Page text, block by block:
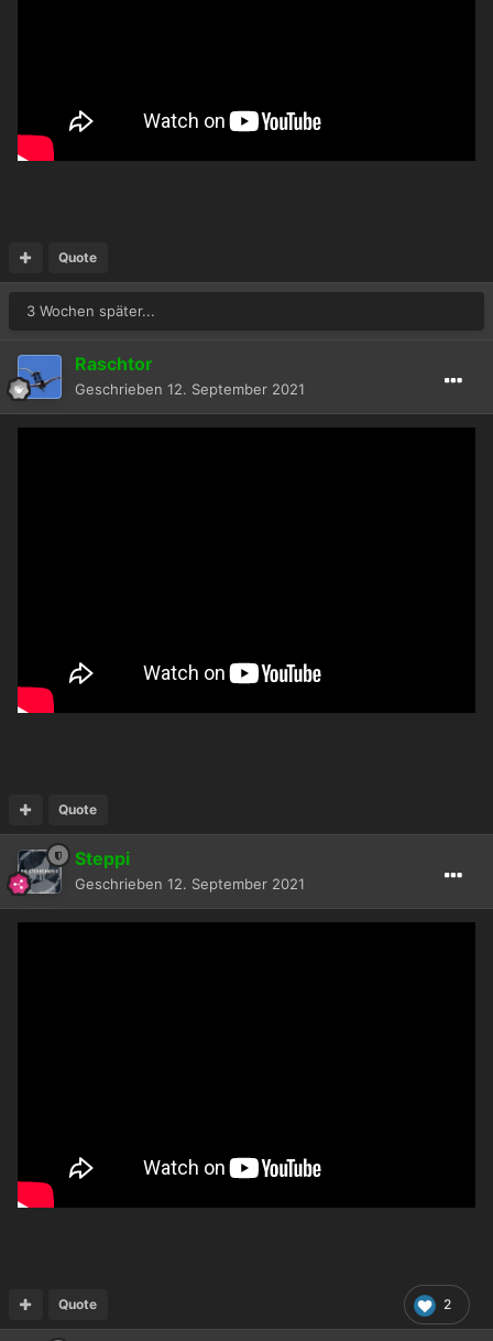
Quote
3 Wochen später...
Raschtor
Geschrieben 12. September 2021
Quote
Steppi
Geschrieben 12. September 2021
2
Quote